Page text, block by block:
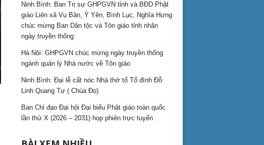
Ninh Bình: Ban Trị sự GHPGVN tỉnh và BĐD Phật
giáo Liên xã Vụ Bản, Ý Yên, Bình Lục, Nghĩa Hưng
chúc mừng Ban Dân tộc và Tôn giáo tỉnh nhân
ngày truyền thống
Hà Nội: GHPGVN chúc mừng ngày truyền thống
ngành quản lý Nhà nước về Tôn giáo
Ninh Bình: Đại lễ cất nóc Nhà thờ tổ Tổ đình Đỗ
Linh Quang Tự ( Chùa Đọ)
Ban Chỉ đạo Đại hội Đại biểu Phật giáo toàn quốc
lần thứ X (2026 – 2031) họp phiên trực tuyến